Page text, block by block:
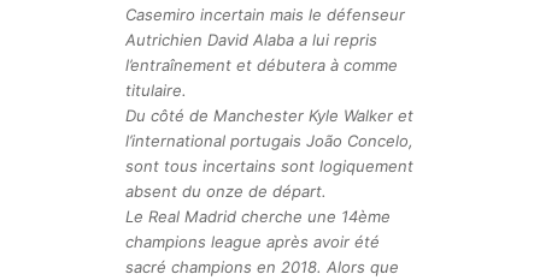
Casemiro incertain mais le défenseur
Autrichien David Alaba a lui repris
l’entraînement et débutera à comme
titulaire.
Du côté de Manchester Kyle Walker et
l’international portugais João Concelo,
sont tous incertains sont logiquement
absent du onze de départ.
Le Real Madrid cherche une 14ème
champions league après avoir été
sacré champions en 2018. Alors que